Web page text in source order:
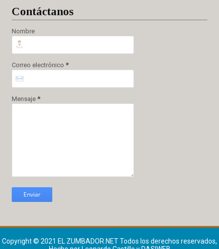
Contáctanos
Nombre
Correo electrónico *
Mensaje *
Copyright © 2021 EL ZUMBADOR.NETTodos los derechos reservados,